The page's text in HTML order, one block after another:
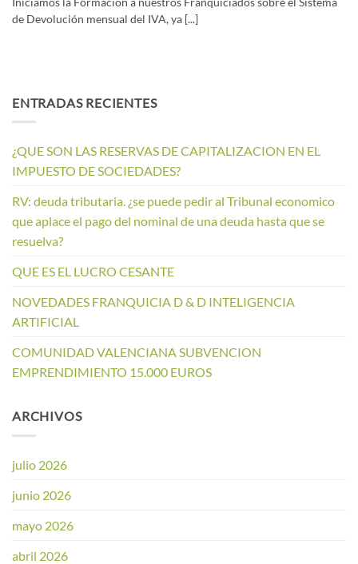
de Devolución mensual del IVA, ya [...]
ENTRADAS RECIENTES
¿QUE SON LAS RESERVAS DE CAPITALIZACION EN EL
IMPUESTO DE SOCIEDADES?
RV: deuda tributaria. ¿se puede pedir al Tribunal economico
que aplace el pago del nominal de una deuda hasta que se
resuelva?
QUE ES EL LUCRO CESANTE
NOVEDADES FRANQUICIA D & D INTELIGENCIA
ARTIFICIAL
COMUNIDAD VALENCIANA SUBVENCION
EMPRENDIMIENTO 15.000 EUROS
ARCHIVOS
julio 2026
junio 2026
mayo 2026
abril 2026